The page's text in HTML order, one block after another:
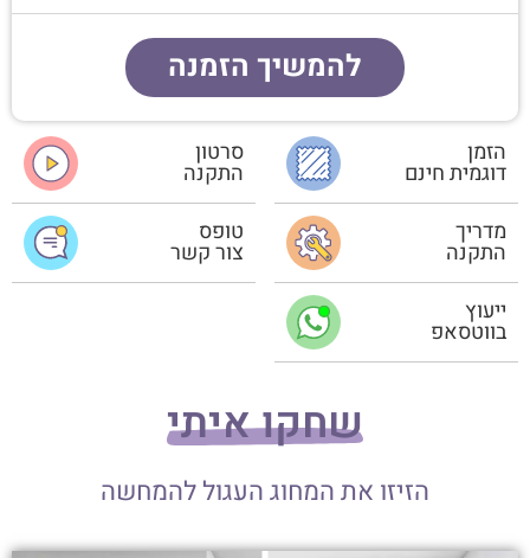
להמשיך הזמנה
הזמן
דוגמית חינם
סרטון
התקנה
מדריך
התקנה
טופס
צור קשר
ייעוץ
בווטסאפ
שחקו איתי
הזיזו את המחוג העגול להמחשה